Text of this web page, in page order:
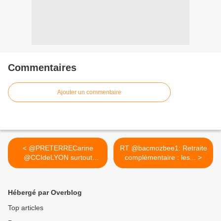
Commentaires
Ajouter un commentaire
< @PRETERRECarine
@CCIdeLYON surtout
aucune autre...
RT @bacmozbee1: Retraite
complémentaire : les... >
Hébergé par Overblog
Top articles